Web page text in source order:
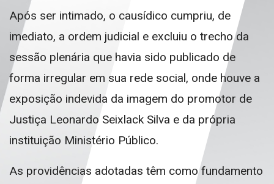
Após ser intimado, o causídico cumpriu, de
imediato, a ordem judicial e excluiu o trecho da
sessão plenária que havia sido publicado de
forma irregular em sua rede social, onde houve a
exposição indevida da imagem do promotor de
Justiça Leonardo Seixlack Silva e da própria
instituição Ministério Público.
As providências adotadas têm como fundamento